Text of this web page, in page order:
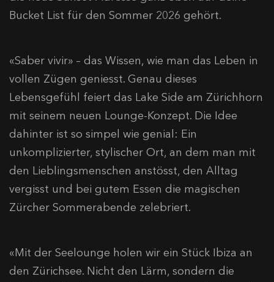
Bucket List für den Sommer 2026 gehört.
«Saber vivir» – das Wissen, wie man das Leben in
vollen Zügen geniesst. Genau dieses
Lebensgefühl feiert das Lake Side am Zürichhorn
mit seinem neuen Lounge-Konzept. Die Idee
dahinter ist so simpel wie genial: Ein
unkomplizierter, stylischer Ort, an dem man mit
den Lieblingsmenschen anstösst, den Alltag
vergisst und bei gutem Essen die magischen
Zürcher Sommerabende zelebriert.
«Mit der Seelounge holen wir ein Stück Ibiza an
den Zürichsee. Nicht den Lärm, sondern die